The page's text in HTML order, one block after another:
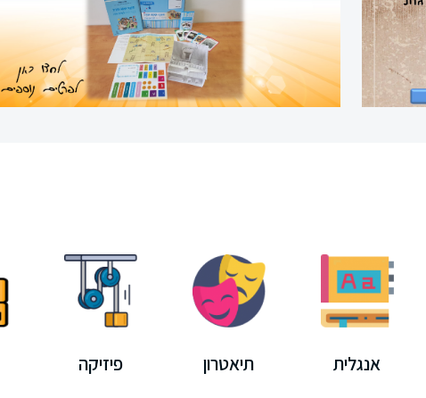
פיזיקה תיאטרון אנגלית